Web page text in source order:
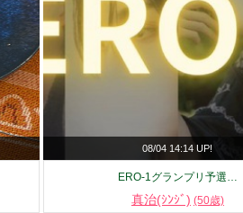
08/04 14:14 UP!
ERO-1グランプリ予選…
真治(ｼﾝｼﾞ) (50歳)